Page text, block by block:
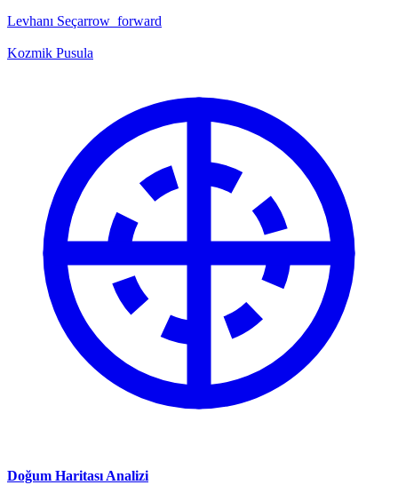
Levhanı Seçarrow_forward
Kozmik Pusula
Doğum Haritası Analizi